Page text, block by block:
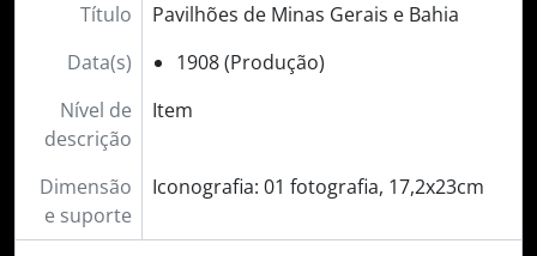
Título
Pavilhões de Minas Gerais e Bahia
Data(s)
1908 (Produção)
Nível de
descrição
Item
Dimensão
e suporte
Iconografia: 01 fotografia, 17,2x23cm